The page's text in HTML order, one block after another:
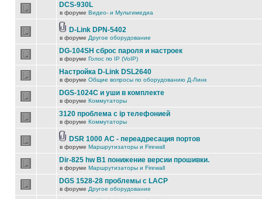
DCS-930L
в форуме Видео- и Мультимедиа
D-Link DPN-5402
в форуме Другое оборудование
DG-104SH сброс пароля и настроек
в форуме Голос по IP (VoIP)
Настройка D-Link DSL2640
в форуме Общие вопросы по оборудованию Д-Линк
DGS-1024C и уши в комплекте
в форуме Коммутаторы
3120 проблема с ip телефонией
в форуме Коммутаторы
DSR 1000 AC - переадресация портов
в форуме Маршрутизаторы и Firewall
Dir-825 hw B1 понижение версии прошивки.
в форуме Маршрутизаторы и Firewall
DGS 1528-28 проблемы с LACP
в форуме Другое оборудование